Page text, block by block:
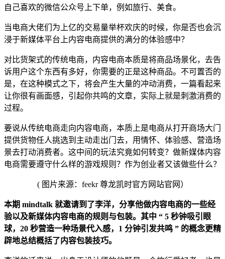
自己喜欢的微信公众号上下单，例如旅行、美食。
当电商大佬们为上亿的交易量举杯欢庆的时候，你是否也会沉
浸于新媒体平台上内容电商提供的满分的体验感中？
对比货架式的传统电商，内容电商本质是将商品场景化，去告
诉用户这个东西有多好，你需要的正是这种商品。不可置否的
是，在这种模式之下，将会产生大量的冲动消费，一篇看起来
让你很有画面感，引起你共鸣的文章，实际上就是刺激消费的
过程。
要说从传统电商走向内容电商，本质上是电商从打开商场大门
提供货物任人挑选到主动走出门去，用情怀、体验感、营造场
景去打动消费者。这中间的玩法究竟如何转变？做新媒体内容
电商需要遵守什么样的游戏规则？作为创业者又该做些什么？
( 图片来源：feekr 尊龙凯时官方网站官网）
本期 mindtalk 就邀请到了李洋，分享他做内容电商的一些经
验以及新媒体内容电商的规则与包装。其中 “ 5 秒钟吸引眼
球，20 秒营造一种场景代入感，1 分钟引发共鸣 ” 的概念更精
辟地总结概括了内容包装技巧。